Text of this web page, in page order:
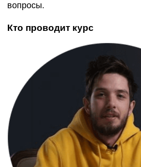
вопросы.
Кто проводит курс